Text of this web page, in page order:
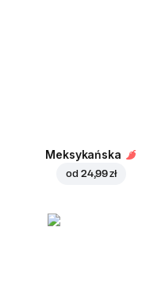
Meksykańska
od 24,99 zł